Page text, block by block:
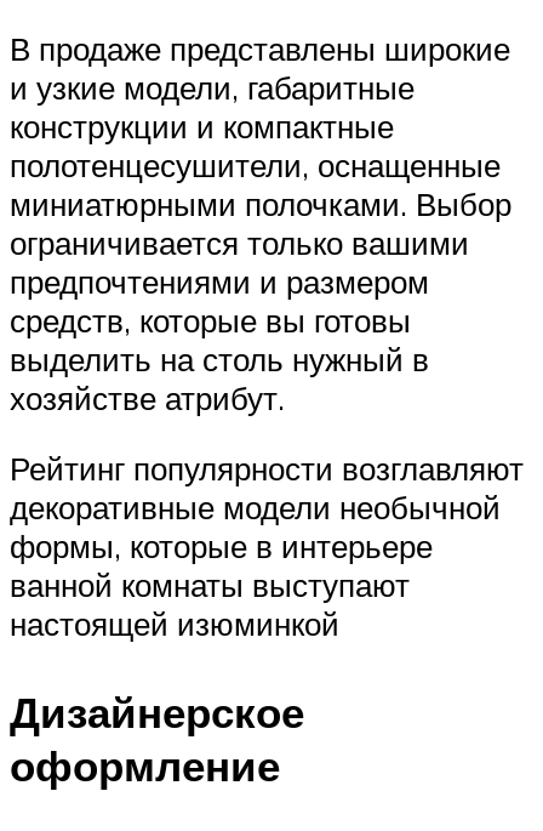
В продаже представлены широкие
и узкие модели, габаритные
конструкции и компактные
полотенцесушители, оснащенные
миниатюрными полочками. Выбор
ограничивается только вашими
предпочтениями и размером
средств, которые вы готовы
выделить на столь нужный в
хозяйстве атрибут.
Рейтинг популярности возглавляют
декоративные модели необычной
формы, которые в интерьере
ванной комнаты выступают
настоящей изюминкой
Дизайнерское
оформление